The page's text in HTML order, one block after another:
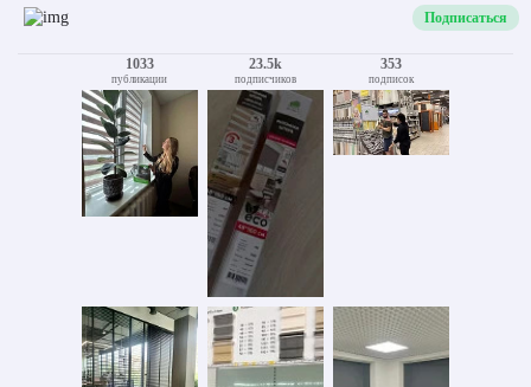
Подписаться
1033
публикации
23.5k
подписчиков
353
подписок